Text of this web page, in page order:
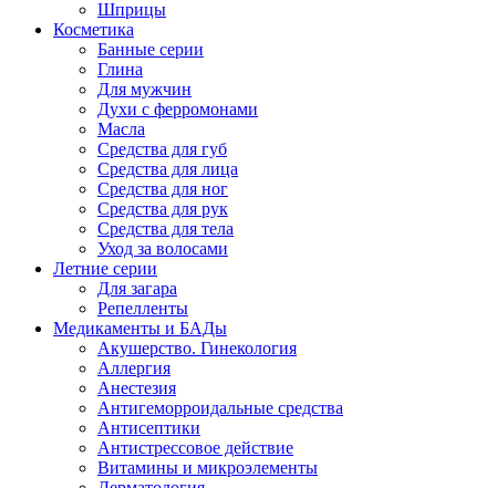
Шприцы
Косметика
Банные серии
Глина
Для мужчин
Духи с ферромонами
Масла
Средства для губ
Средства для лица
Средства для ног
Средства для рук
Средства для тела
Уход за волосами
Летние серии
Для загара
Репелленты
Медикаменты и БАДы
Акушерство. Гинекология
Аллергия
Анестезия
Антигеморроидальные средства
Антисептики
Антистрессовое действие
Витамины и микроэлементы